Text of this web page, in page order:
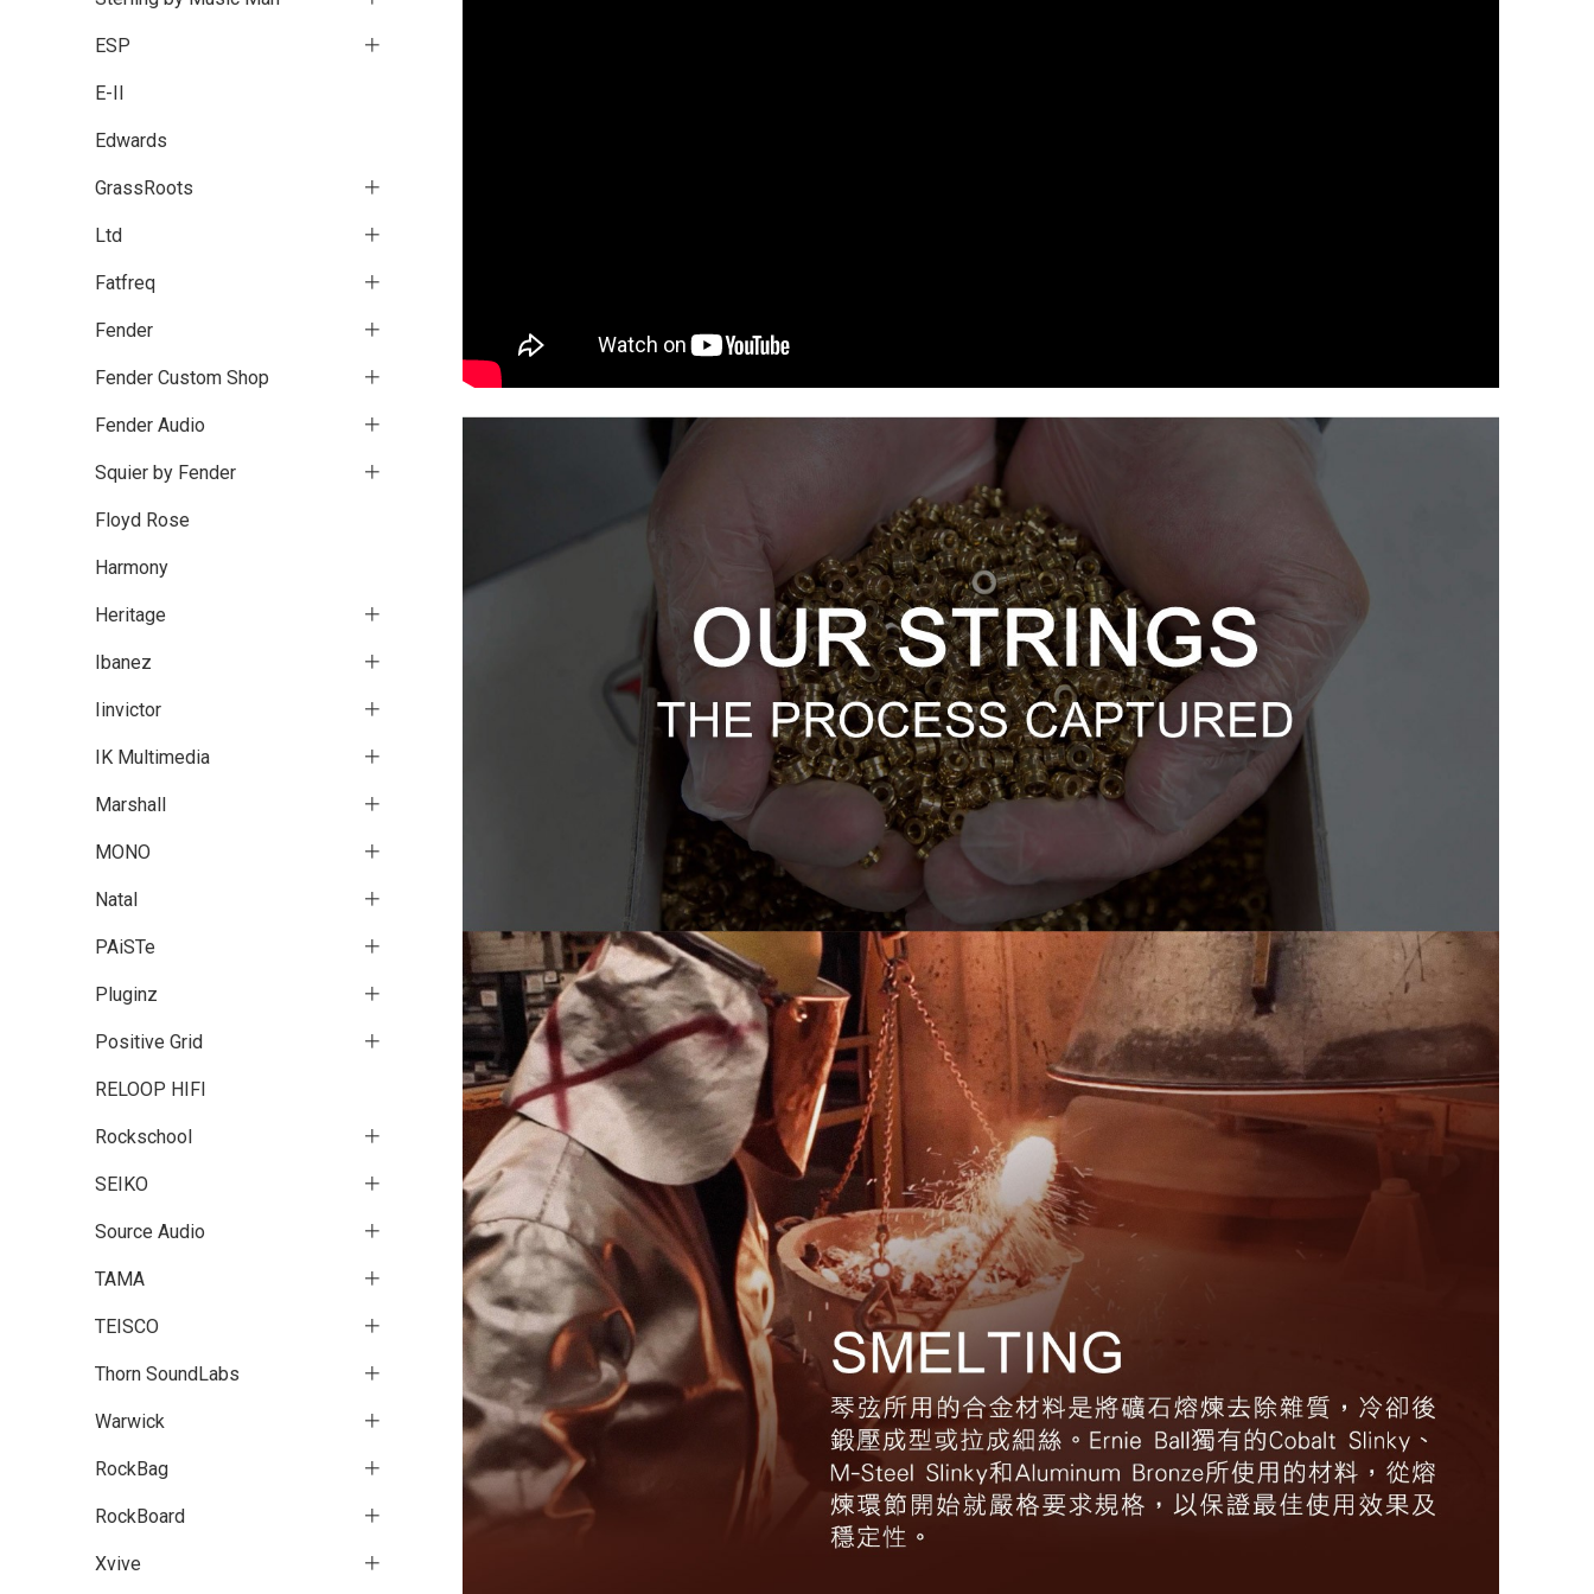
ESP
E-II
Edwards
GrassRoots
Ltd
Fatfreq
Fender
Fender Custom Shop
Fender Audio
Squier by Fender
Floyd Rose
Harmony
Heritage
Ibanez
Iinvictor
IK Multimedia
Marshall
MONO
Natal
PAiSTe
Pluginz
Positive Grid
RELOOP HIFI
Rockschool
SEIKO
Source Audio
TAMA
TEISCO
Thorn SoundLabs
Warwick
RockBag
RockBoard
Xvive